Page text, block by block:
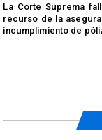
La Corte Suprema
recurso de la
incumplimiento de